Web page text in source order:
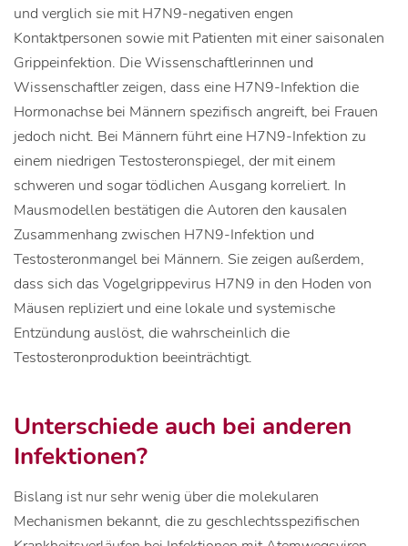
und verglich sie mit H7N9-negativen engen
Kontaktpersonen sowie mit Patienten mit einer saisonalen
Grippeinfektion. Die Wissenschaftlerinnen und
Wissenschaftler zeigen, dass eine H7N9-Infektion die
Hormonachse bei Männern spezifisch angreift, bei Frauen
jedoch nicht. Bei Männern führt eine H7N9-Infektion zu
einem niedrigen Testosteronspiegel, der mit einem
schweren und sogar tödlichen Ausgang korreliert. In
Mausmodellen bestätigen die Autoren den kausalen
Zusammenhang zwischen H7N9-Infektion und
Testosteronmangel bei Männern. Sie zeigen außerdem,
dass sich das Vogelgrippevirus H7N9 in den Hoden von
Mäusen repliziert und eine lokale und systemische
Entzündung auslöst, die wahrscheinlich die
Testosteronproduktion beeinträchtigt.
Unterschiede auch bei anderen
Infektionen?
Bislang ist nur sehr wenig über die molekularen
Mechanismen bekannt, die zu geschlechtsspezifischen